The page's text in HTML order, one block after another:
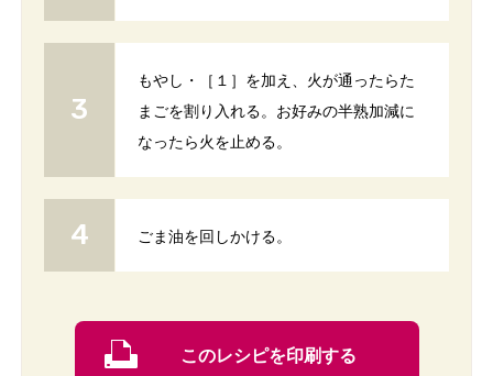
もやし・［１］を加え、火が通ったらた
まごを割り入れる。お好みの半熟加減に
なったら火を止める。
ごま油を回しかける。
このレシピを印刷する